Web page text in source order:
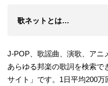
歌ネットとは…
J-POP、歌謡曲、演歌、アニ
あらゆる邦楽の歌詞を検索で
サイト」です。1日平均200